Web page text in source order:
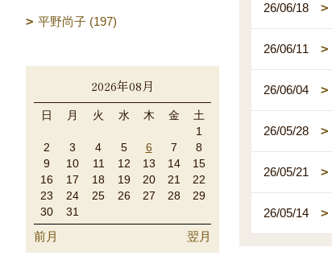
26/06/18
26/06/11
26/06/04
26/05/28
26/05/21
26/05/14
平野尚子 (197)
2026年08月
日 月 火 水 木 金
土
1
2
3 4 5 6 7
8
9
10 11 12 13 14
15
16
17 18 19 20 21
22
23
24 25 26 27 28
29
30
31
前月 翌月